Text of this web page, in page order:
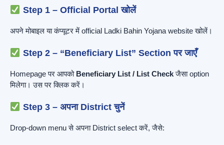
Step 1 – Official Portal खोलें
अपने मोबाइल या कंप्यूटर में official Ladki Bahin Yojana website खोलें।
Step 2 – “Beneficiary List” Section पर जाएँ
Homepage पर आपको Beneficiary List / List Checkजैसा option
मिलेगा। उस पर क्लिक करें।
Step 3 – अपना District चुनें
Drop-down menu से अपना District select करें, जैसे: